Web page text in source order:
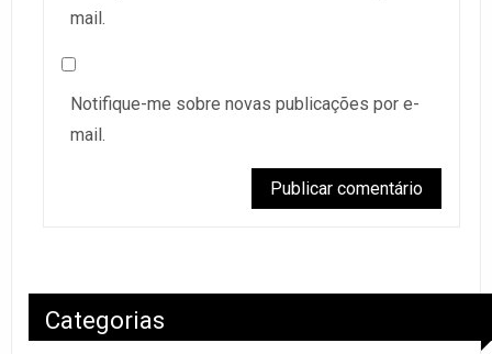
mail.
Notifique-me sobre novas publicações por e-
mail.
Categorias